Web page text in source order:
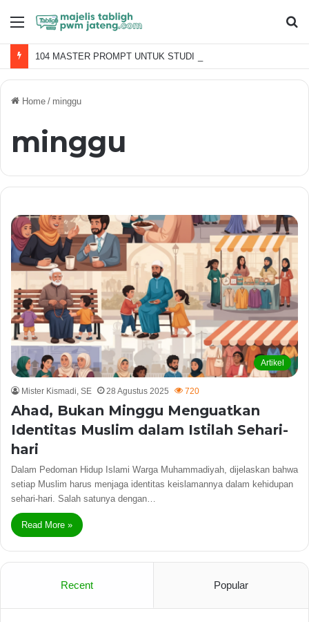
Menu
104 MASTER PROMPT UNTUK STUDI ISLAMI
Home / minggu
minggu
Artikel
Mister Kismadi, SE 28 Agustus 2025 720
Ahad, Bukan Minggu Menguatkan
Identitas Muslim dalam Istilah Sehari-
hari
Dalam Pedoman Hidup Islami Warga Muhammadiyah, dijelaskan bahwa
setiap Muslim harus menjaga identitas keislamannya dalam kehidupan
sehari-hari. Salah satunya dengan…
Read More »
Recent Popular